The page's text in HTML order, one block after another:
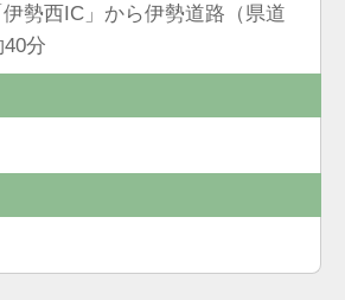
勢西IC」から伊勢道路（県道
分